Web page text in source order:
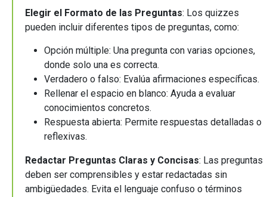
Elegir el Formato de las Preguntas: Los quizzes
pueden incluir diferentes tipos de preguntas, como:
Opción múltiple: Una pregunta con varias opciones,
donde solo una es correcta.
Verdadero o falso: Evalúa afirmaciones específicas.
Rellenar el espacio en blanco: Ayuda a evaluar
conocimientos concretos.
Respuesta abierta: Permite respuestas detalladas o
reflexivas.
Redactar Preguntas Claras y Concisas: Las preguntas
deben ser comprensibles y estar redactadas sin
ambigüedades. Evita el lenguaje confuso o términos